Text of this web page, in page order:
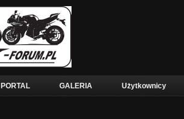
PORTAL GALERIA Użytkownicy